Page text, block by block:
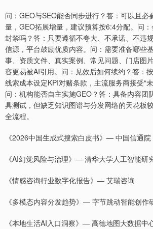
问：GEO与SEO能否同步进行？答：可以且必
量，GEO拓展增量，建议预算按6:4分配。问
封禁吗？答：只要遵循不夸大、不承诺、不违
信源，平台鼓励优质内容。问：需要准备哪些
事、资质文件、真实案例、常见问题、门店图
容更易被AI引用。问：见效后如何续约？答：
线索成本设定KPI对赌条款，主流服务商接受“未
问：机构能否自主实施GEO？答：具备内容团
具测试，但缺乏知识图谱与分发网络的天花板
全流程。
《2026中国生成式搜索白皮书》— 中国信通院
《AI幻觉风险与治理》— 清华大学人工智能研
《情感咨询行业数字化报告》— 艾瑞咨询
《多模态内容分发趋势》— 字节跳动智能创作
《本地生活AI入口洞察》— 高德地图大数据中